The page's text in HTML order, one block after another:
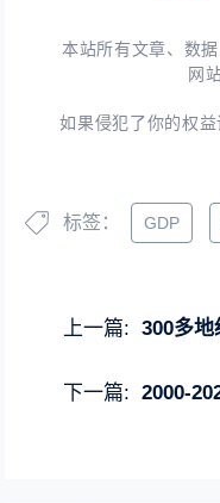
本站所有文章、数
网
如果侵犯了你的权益
标签： GDP
上一篇: 300多地级市
下一篇: 2000-2022年